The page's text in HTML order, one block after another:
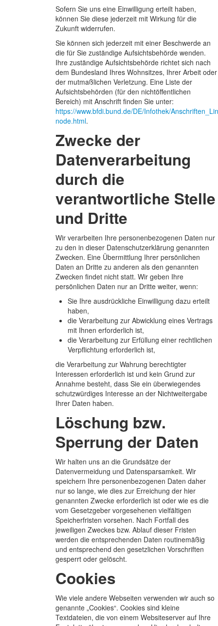
Sofern Sie uns eine Einwilligung erteilt haben,
können Sie diese jederzeit mit Wirkung für die
Zukunft widerrufen.
Sie können sich jederzeit mit einer Beschwerde an
die für Sie zuständige Aufsichtsbehörde wenden.
Ihre zuständige Aufsichtsbehörde richtet sich nach
dem Bundesland Ihres Wohnsitzes, Ihrer Arbeit oder
der mutmaßlichen Verletzung. Eine Liste der
Aufsichtsbehörden (für den nichtöffentlichen
Bereich) mit Anschrift finden Sie unter:
https://www.bfdi.bund.de/DE/Infothek/
node.html.
Zwecke der
Datenverarbeitung
durch die
verantwortliche Stelle
und Dritte
Wir verarbeiten Ihre personenbezogenen Daten nur
zu den in dieser Datenschutzerklärung genannten
Zwecken. Eine Übermittlung Ihrer persönlichen
Daten an Dritte zu anderen als den genannten
Zwecken findet nicht statt. Wir geben Ihre
persönlichen Daten nur an Dritte weiter, wenn:
Sie Ihre ausdrückliche Einwilligung dazu erteilt
haben,
die Verarbeitung zur Abwicklung eines Vertrags
mit Ihnen erforderlich ist,
die Verarbeitung zur Erfüllung einer rechtlichen
Verpflichtung erforderlich ist,
die Verarbeitung zur Wahrung berechtigter
Interessen erforderlich ist und kein Grund zur
Annahme besteht, dass Sie ein überwiegendes
schutzwürdiges Interesse an der Nichtweitergabe
Ihrer Daten haben.
Löschung bzw.
Sperrung der Daten
Wir halten uns an die Grundsätze der
Datenvermeidung und Datensparsamkeit. Wir
speichern Ihre personenbezogenen Daten daher
nur so lange, wie dies zur Erreichung der hier
genannten Zwecke erforderlich ist oder wie es die
vom Gesetzgeber vorgesehenen vielfältigen
Speicherfristen vorsehen. Nach Fortfall des
jeweiligen Zweckes bzw. Ablauf dieser Fristen
werden die entsprechenden Daten routinemäßig
und entsprechend den gesetzlichen Vorschriften
gesperrt oder gelöscht.
Cookies
Wie viele andere Webseiten verwenden wir auch so
genannte „Cookies“. Cookies sind kleine
Textdateien, die von einem Websiteserver auf Ihre